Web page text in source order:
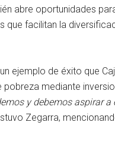
abre oportunidades
facilitan la
ejemplo de éxito que
mediante
y debemos aspirar
Zegarra,